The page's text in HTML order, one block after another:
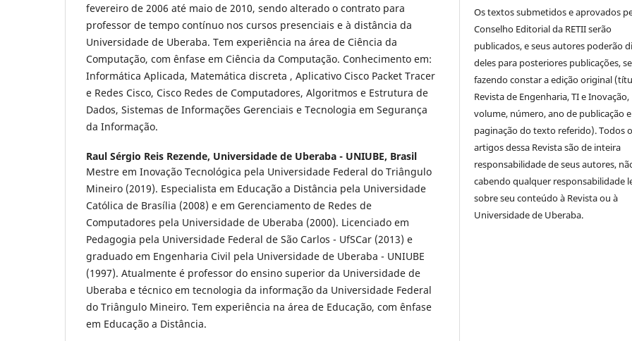
fevereiro de 2006 até maio de 2010, sendo alterado o contrato para
professor de tempo contínuo nos cursos presenciais e à distância da
Universidade de Uberaba. Tem experiência na área de Ciência da
Computação, com ênfase em Ciência da Computação. Conhecimento em:
Informática Aplicada, Matemática discreta , Aplicativo Cisco Packet Tracer
e Redes Cisco, Cisco Redes de Computadores, Algoritmos e Estrutura de
Dados, Sistemas de Informações Gerenciais e Tecnologia em Segurança
da Informação.
Raul Sérgio Reis Rezende, Universidade de Uberaba - UNIUBE, Brasil
Mestre em Inovação Tecnológica pela Universidade Federal do Triângulo
Mineiro (2019). Especialista em Educação a Distância pela Universidade
Católica de Brasília (2008) e em Gerenciamento de Redes de
Computadores pela Universidade de Uberaba (2000). Licenciado em
Pedagogia pela Universidade Federal de São Carlos - UfSCar (2013) e
graduado em Engenharia Civil pela Universidade de Uberaba - UNIUBE
(1997). Atualmente é professor do ensino superior da Universidade de
Uberaba e técnico em tecnologia da informação da Universidade Federal
do Triângulo Mineiro. Tem experiência na área de Educação, com ênfase
em Educação a Distância.
Os textos submetidos e aprovados
Conselho Editorial da RETII serão
publicados, e seus autores poderão
deles para posteriores publicações,
fazendo constar a edição original
Revista de Engenharia, TI e Inovação,
volume, número, ano de publicação e
paginação do texto referido). Todos
artigos dessa Revista são de inteira
responsabilidade de seus autores,
cabendo qualquer responsabilidade
sobre seu conteúdo à Revista ou à
Universidade de Uberaba.